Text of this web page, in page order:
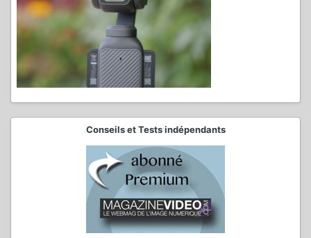
Conseils et Tests indépendants